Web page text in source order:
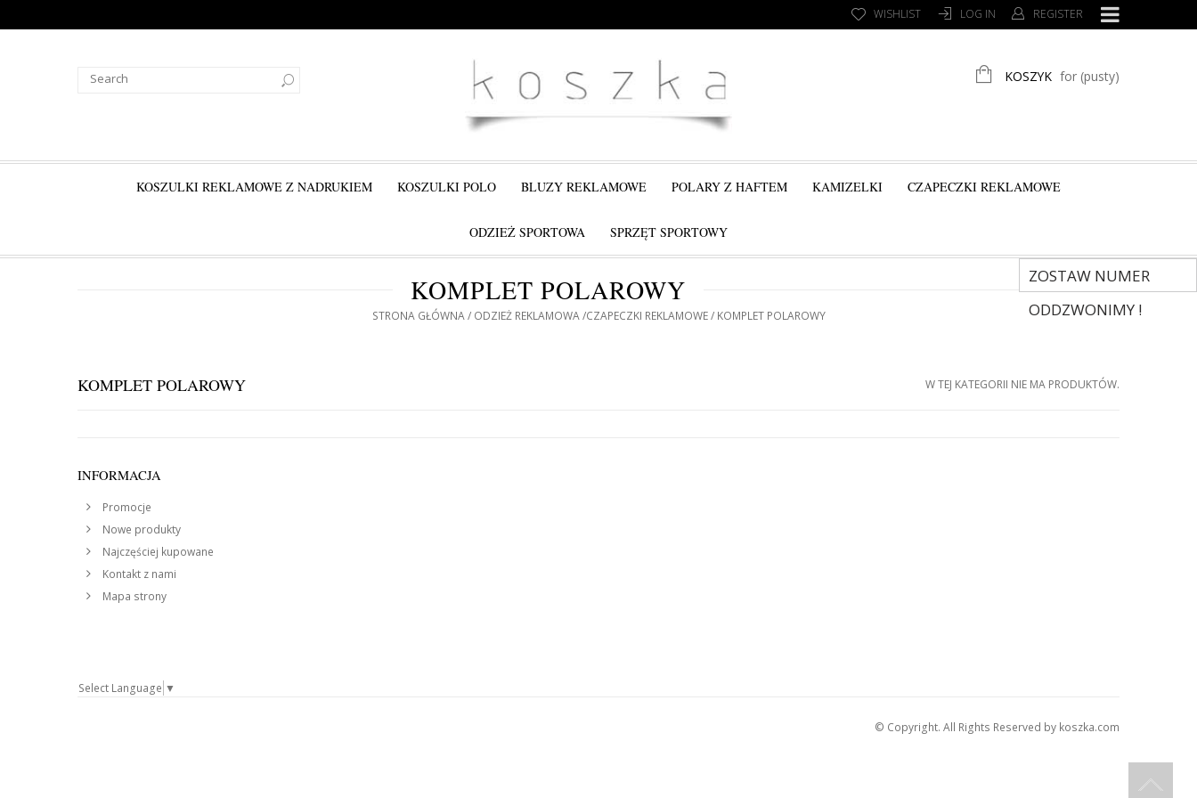
LOG IN REGISTER
WISHLIST
KOSZYK for (pusty)
KOSZULKI REKLAMOWE Z NADRUKIEM KOSZULKI POLO BLUZY REKLAMOWE POLARY Z HAFTEM KAMIZELKI CZAPECZKI REKLAMOWE
ODZIEŻ SPORTOWA SPRZĘT SPORTOWY
ZOSTAW NUMER
ODDZWONIMY !
KOMPLET POLAROWY
STRONA GŁÓWNA ODZIEŻ REKLAMOWA CZAPECZKI REKLAMOWE KOMPLET POLAROWY
KOMPLET POLAROWY W TEJ KATEGORII NIE MA PRODUKTÓW.
INFORMACJA
Promocje
Nowe produkty
Najczęściej kupowane
Kontakt z nami
Mapa strony
Select Language ▼
© Copyright. All Rights Reserved by koszka.com